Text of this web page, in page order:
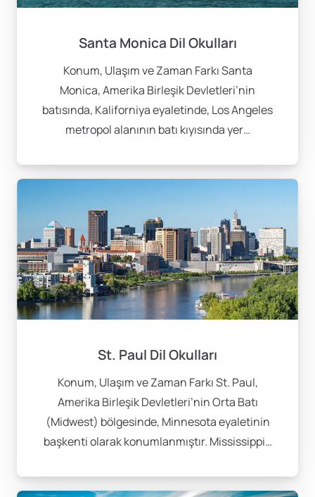
Santa Monica Dil Okulları
Konum, Ulaşım ve Zaman Farkı Santa
Monica, Amerika Birleşik Devletleri’nin
batısında, Kaliforniya eyaletinde, Los Angeles
metropol alanının batı kıyısında yer…
St. Paul Dil Okulları
Konum, Ulaşım ve Zaman Farkı St. Paul,
Amerika Birleşik Devletleri’nin Orta Batı
(Midwest) bölgesinde, Minnesota eyaletinin
başkenti olarak konumlanmıştır. Mississippi…